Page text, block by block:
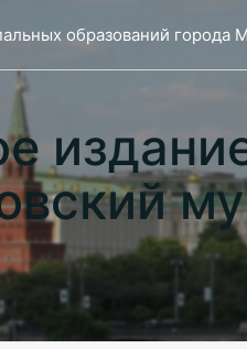
образований города